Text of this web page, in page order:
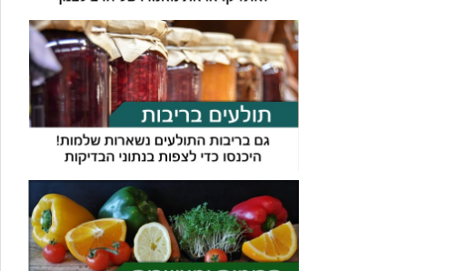
עוזר הכשרות של כושרות
🪲 בדיקת חרקים
חרקים בפירות, ירקות וקטניות